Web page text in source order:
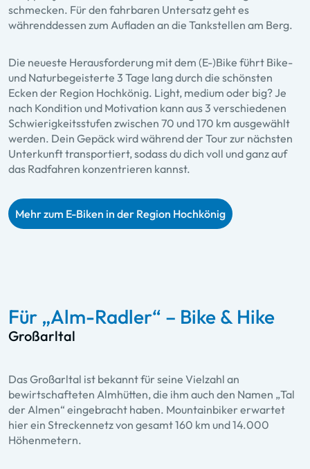
schmecken. Für den fahrbaren Untersatz geht es
währenddessen zum Aufladen an die Tankstellen am Berg.
Die neueste Herausforderung mit dem (E-)Bike führt Bike-
und Naturbegeisterte 3 Tage lang durch die schönsten
Ecken der Region Hochkönig. Light, medium oder big? Je
nach Kondition und Motivation kann aus 3 verschiedenen
Schwierigkeitsstufen zwischen 70 und 170 km ausgewählt
werden. Dein Gepäck wird während der Tour zur nächsten
Unterkunft transportiert, sodass du dich voll und ganz auf
das Radfahren konzentrieren kannst.
Mehr zum E-Biken in der Region Hochkönig
Für „Alm-Radler“ – Bike & Hike
Großarltal
Das Großarltal ist bekannt für seine Vielzahl an
bewirtschafteten Almhütten, die ihm auch den Namen „Tal
der Almen“ eingebracht haben. Mountainbiker erwartet
hier ein Streckennetz von gesamt 160 km und 14.000
Höhenmetern.